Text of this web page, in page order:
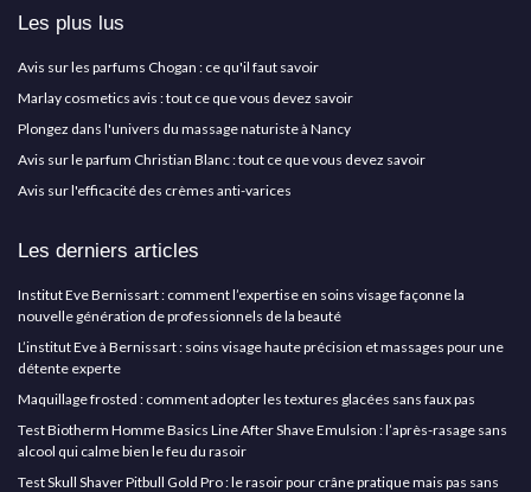
Les plus lus
Avis sur les parfums Chogan : ce qu'il faut savoir
Marlay cosmetics avis : tout ce que vous devez savoir
Plongez dans l'univers du massage naturiste à Nancy
Avis sur le parfum Christian Blanc : tout ce que vous devez savoir
Avis sur l'efficacité des crèmes anti-varices
Les derniers articles
Institut Eve Bernissart : comment l’expertise en soins visage façonne la
nouvelle génération de professionnels de la beauté
L’institut Eve à Bernissart : soins visage haute précision et massages pour une
détente experte
Maquillage frosted : comment adopter les textures glacées sans faux pas
Test Biotherm Homme Basics Line After Shave Emulsion : l’après-rasage sans
alcool qui calme bien le feu du rasoir
Test Skull Shaver Pitbull Gold Pro : le rasoir pour crâne pratique mais pas sans